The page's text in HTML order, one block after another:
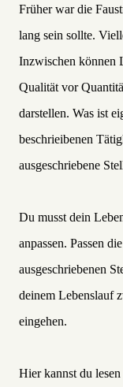
p
i
g
n
Früher war die
lang sein sollte.
Inzwischen können
Qualität vor
darstellen. Was ist
beschrieibenen
ausgeschriebene
Du musst dein
anpassen. Passen
ausgeschriebenen
deinem Lebenslauf
eingehen.
Hier kannst du